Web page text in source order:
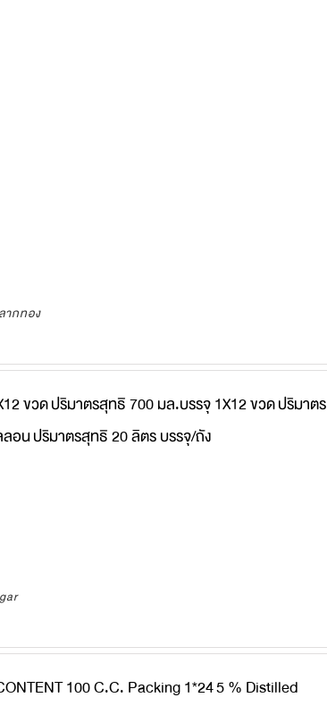
ากทอง
ขวดปริมาตรสุทธิ 700 มล.บรรจุ 1X12 ขวดปริมาตร
ลอนปริมาตรสุทธิ 20 ลิตร บรรจุ/ถัง
100 C.C. Packing 1*245 % Distilled